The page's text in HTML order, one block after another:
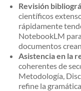
Revisión
científicos
rápidamente
NotebookLM
documentos
Asistencia en la
coherentes de
Metodología,
refine la